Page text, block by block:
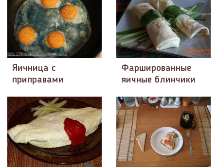
Яичница с
приправами
Фаршированные
яичные блинчики